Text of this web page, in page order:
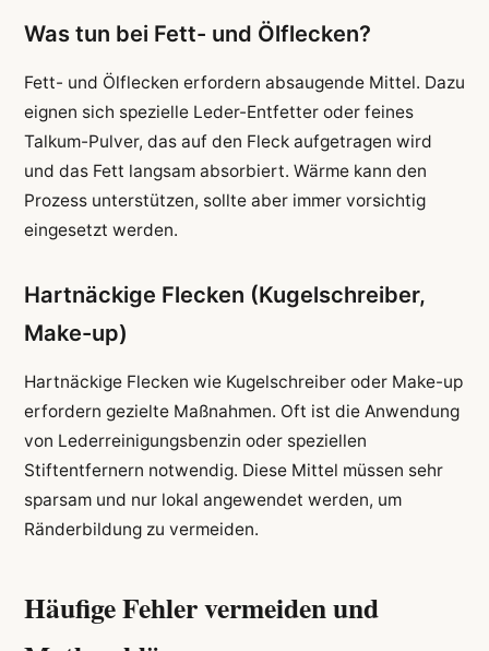
Was tun bei Fett- und Ölflecken?
Fett- und Ölflecken erfordern absaugende Mittel. Dazu
eignen sich spezielle Leder-Entfetter oder feines
Talkum-Pulver, das auf den Fleck aufgetragen wird
und das Fett langsam absorbiert. Wärme kann den
Prozess unterstützen, sollte aber immer vorsichtig
eingesetzt werden.
Hartnäckige Flecken (Kugelschreiber,
Make-up)
Hartnäckige Flecken wie Kugelschreiber oder Make-up
erfordern gezielte Maßnahmen. Oft ist die Anwendung
von Lederreinigungsbenzin oder speziellen
Stiftentfernern notwendig. Diese Mittel müssen sehr
sparsam und nur lokal angewendet werden, um
Ränderbildung zu vermeiden.
Häufige Fehler vermeiden und